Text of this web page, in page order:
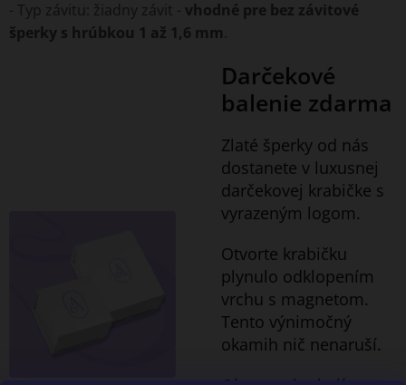
- Typ závitu: žiadny závit - vhodné pre bez závitové
šperky s hrúbkou 1 až 1,6 mm
Darčekové
balenie zdarma
Zlaté šperky od nás
dostanete v luxusnej
darčekovej krabičke s
vyrazeným logom.
Otvorte krabičku
plynulo odklopením
vrchu s magnetom.
Tento výnimočný
okamih nič nenaruší.